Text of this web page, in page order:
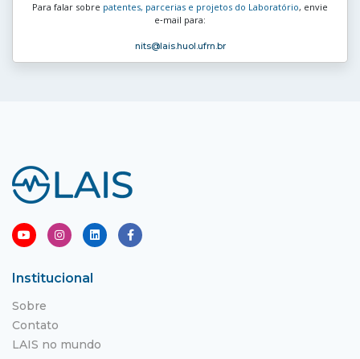
Para falar sobre patentes, parcerias e projetos do Laboratório, envie
e‑mail para:
nits@lais.huol.ufrn.br
Institucional
Sobre
Contato
LAIS no mundo